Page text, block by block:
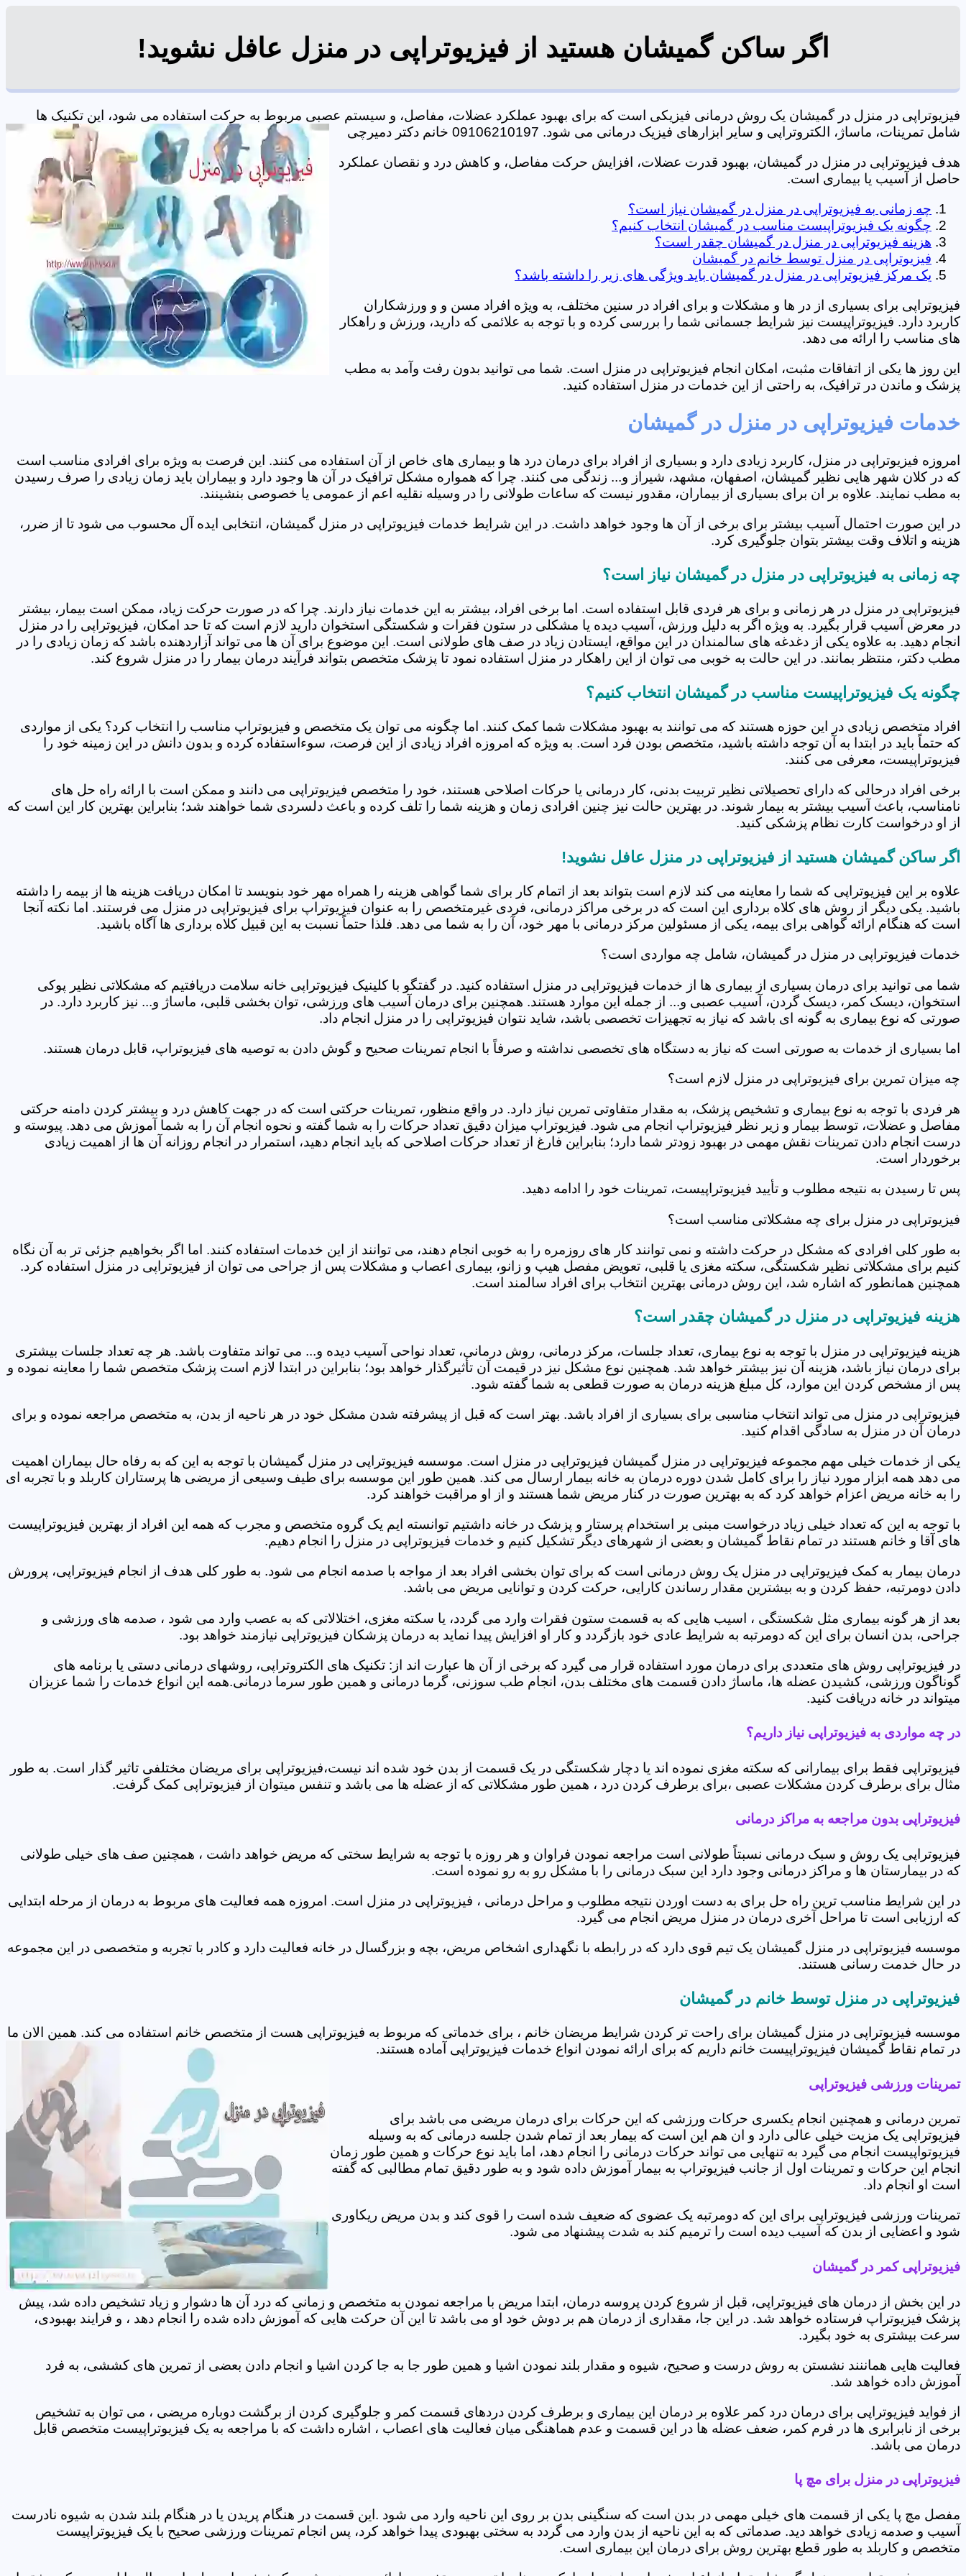
اگر ساکن گمیشان هستید از فیزیوتراپی در منزل عافل نشوید!
فیزیوتراپی در منزل در گمیشان یک روش درمانی فیزیکی است که برای بهبود عملکرد عضلات، مفاصل، و سیستم عصبی مربوط به حرکت استفاده می شود، این تکنیک ها
شامل تمرینات، ماساژ، الکتروتراپی و سایر ابزارهای فیزیک درمانی می شود. 09106210197 خانم دکتر دمیرچی
هدف فیزیوتراپی در منزل در گمیشان، بهبود قدرت عضلات، افزایش حرکت مفاصل، و کاهش درد و نقصان عملکرد
حاصل از آسیب یا بیماری است.
چه زمانی به فیزیوتراپی در منزل در گمیشان نیاز است؟
چگونه یک فیزیوتراپیست مناسب در گمیشان انتخاب کنیم؟
هزینه فیزیوتراپی در منزل در گمیشان چقدر است؟
فیزیوتراپی در منزل توسط خانم در گمیشان
یک مرکز فیزیوتراپی در منزل در گمیشان باید ویژگی های زیر را داشته باشد؟
فیزیوتراپی برای بسیاری از در ها و مشکلات و برای افراد در سنین مختلف، به ویژه افراد مسن و و ورزشکاران
کاربرد دارد. فیزیوتراپیست نیز شرایط جسمانی شما را بررسی کرده و با توجه به علائمی که دارید، ورزش و راهکار
های مناسب را ارائه می دهد.
این روز ها یکی از اتفاقات مثبت، امکان انجام فیزیوتراپی در منزل است. شما می توانید بدون رفت وآمد به مطب
پزشک و ماندن در ترافیک، به راحتی از این خدمات در منزل استفاده کنید.
خدمات فیزیوتراپی در منزل در گمیشان
امروزه فیزیوتراپی در منزل، کاربرد زیادی دارد و بسیاری از افراد برای درمان درد ها و بیماری های خاص از آن استفاده می کنند. این فرصت به ویژه برای افرادی مناسب است
که در کلان شهر هایی نظیر گمیشان، اصفهان، مشهد، شیراز و... زندگی می کنند. چرا که همواره مشکل ترافیک در آن ها وجود دارد و بیماران باید زمان زیادی را صرف رسیدن
به مطب نمایند. علاوه بر ان برای بسیاری از بیماران، مقدور نیست که ساعات طولانی را در وسیله نقلیه اعم از عمومی یا خصوصی بنشینند.
در این صورت احتمال آسیب بیشتر برای برخی از آن ها وجود خواهد داشت. در این شرایط خدمات فیزیوتراپی در منزل گمیشان، انتخابی ایده آل محسوب می شود تا از ضرر،
هزینه و اتلاف وقت بیشتر بتوان جلوگیری کرد.
چه زمانی به فیزیوتراپی در منزل در گمیشان نیاز است؟
فیزیوتراپی در منزل در هر زمانی و برای هر فردی قابل استفاده است. اما برخی افراد، بیشتر به این خدمات نیاز دارند. چرا که در صورت حرکت زیاد، ممکن است بیمار، بیشتر
در معرض آسیب قرار بگیرد. به ویژه اگر به دلیل ورزش، آسیب دیده یا مشکلی در ستون فقرات و شکستگی استخوان دارید لازم است که تا حد امکان، فیزیوتراپی را در منزل
انجام دهید. به علاوه یکی از دغدغه های سالمندان در این مواقع، ایستادن زیاد در صف های طولانی است. این موضوع برای آن ها می تواند آزاردهنده باشد که زمان زیادی را در
مطب دکتر، منتظر بمانند. در این حالت به خوبی می توان از این راهکار در منزل استفاده نمود تا پزشک متخصص بتواند فرآیند درمان بیمار را در منزل شروع کند.
چگونه یک فیزیوتراپیست مناسب در گمیشان انتخاب کنیم؟
افراد متخصص زیادی در این حوزه هستند که می توانند به بهبود مشکلات شما کمک کنند. اما چگونه می توان یک متخصص و فیزیوتراپ مناسب را انتخاب کرد؟ یکی از مواردی
که حتماً باید در ابتدا به آن توجه داشته باشید، متخصص بودن فرد است. به ویژه که امروزه افراد زیادی از این فرصت، سوءاستفاده کرده و بدون دانش در این زمینه خود را
فیزیوتراپیست، معرفی می کنند.
برخی افراد درحالی که دارای تحصیلاتی نظیر تربیت بدنی، کار درمانی یا حرکات اصلاحی هستند، خود را متخصص فیزیوتراپی می دانند و ممکن است با ارائه راه حل های
نامناسب، باعث آسیب بیشتر به بیمار شوند. در بهترین حالت نیز چنین افرادی زمان و هزینه شما را تلف کرده و باعث دلسردی شما خواهند شد؛ بنابراین بهترین کار این است که
از او درخواست کارت نظام پزشکی کنید.
اگر ساکن گمیشان هستید از فیزیوتراپی در منزل عافل نشوید!
علاوه بر این فیزیوتراپی که شما را معاینه می کند لازم است بتواند بعد از اتمام کار برای شما گواهی هزینه را همراه مهر خود بنویسد تا امکان دریافت هزینه ها از بیمه را داشته
باشید. یکی دیگر از روش های کلاه برداری این است که در برخی مراکز درمانی، فردی غیرمتخصص را به عنوان فیزیوتراپ برای فیزیوتراپی در منزل می فرستند. اما نکته آنجا
است که هنگام ارائه گواهی برای بیمه، یکی از مسئولین مرکز درمانی با مهر خود، آن را به شما می دهد. فلذا حتماً نسبت به این قبیل کلاه برداری ها آگاه باشید.
خدمات فیزیوتراپی در منزل در گمیشان، شامل چه مواردی است؟
شما می توانید برای درمان بسیاری از بیماری ها از خدمات فیزیوتراپی در منزل استفاده کنید. در گفتگو با کلینیک فیزیوتراپی خانه سلامت دریافتیم که مشکلاتی نظیر پوکی
استخوان، دیسک کمر، دیسک گردن، آسیب عصبی و... از جمله این موارد هستند. همچنین برای درمان آسیب های ورزشی، توان بخشی قلبی، ماساژ و... نیز کاربرد دارد. در
صورتی که نوع بیماری به گونه ای باشد که نیاز به تجهیزات تخصصی باشد، شاید نتوان فیزیوتراپی را در منزل انجام داد.
اما بسیاری از خدمات به صورتی است که نیاز به دستگاه های تخصصی نداشته و صرفاً با انجام تمرینات صحیح و گوش دادن به توصیه های فیزیوتراپ، قابل درمان هستند.
چه میزان تمرین برای فیزیوتراپی در منزل لازم است؟
هر فردی با توجه به نوع بیماری و تشخیص پزشک، به مقدار متفاوتی تمرین نیاز دارد. در واقع منظور، تمرینات حرکتی است که در جهت کاهش درد و بیشتر کردن دامنه حرکتی
مفاصل و عضلات، توسط بیمار و زیر نظر فیزیوتراپ انجام می شود. فیزیوتراپ میزان دقیق تعداد حرکات را به شما گفته و نحوه انجام آن را به شما آموزش می دهد. پیوسته و
درست انجام دادن تمرینات نقش مهمی در بهبود زودتر شما دارد؛ بنابراین فارغ از تعداد حرکات اصلاحی که باید انجام دهید، استمرار در انجام روزانه آن ها از اهمیت زیادی
برخوردار است.
پس تا رسیدن به نتیجه مطلوب و تأیید فیزیوتراپیست، تمرینات خود را ادامه دهید.
فیزیوتراپی در منزل برای چه مشکلاتی مناسب است؟
به طور کلی افرادی که مشکل در حرکت داشته و نمی توانند کار های روزمره را به خوبی انجام دهند، می توانند از این خدمات استفاده کنند. اما اگر بخواهیم جزئی تر به آن نگاه
کنیم برای مشکلاتی نظیر شکستگی، سکته مغزی یا قلبی، تعویض مفصل هیپ و زانو، بیماری اعصاب و مشکلات پس از جراحی می توان از فیزیوتراپی در منزل استفاده کرد.
همچنین همانطور که اشاره شد، این روش درمانی بهترین انتخاب برای افراد سالمند است.
هزینه فیزیوتراپی در منزل در گمیشان چقدر است؟
هزینه فیزیوتراپی در منزل با توجه به نوع بیماری، تعداد جلسات، مرکز درمانی، روش درمانی، تعداد نواحی آسیب دیده و... می تواند متفاوت باشد. هر چه تعداد جلسات بیشتری
برای درمان نیاز باشد، هزینه آن نیز بیشتر خواهد شد. همچنین نوع مشکل نیز در قیمت آن تأثیرگذار خواهد بود؛ بنابراین در ابتدا لازم است پزشک متخصص شما را معاینه نموده و
پس از مشخص کردن این موارد، کل مبلغ هزینه درمان به صورت قطعی به شما گفته شود.
فیزیوتراپی در منزل می تواند انتخاب مناسبی برای بسیاری از افراد باشد. بهتر است که قبل از پیشرفته شدن مشکل خود در هر ناحیه از بدن، به متخصص مراجعه نموده و برای
درمان آن در منزل به سادگی اقدام کنید.
یکی از خدمات خیلی مهم مجموعه فیزیوتراپی در منزل گمیشان فیزیوتراپی در منزل است. موسسه فیزیوتراپی در منزل گمیشان با توجه به این که به رفاه حال بیماران اهمیت
می دهد همه ابزار مورد نیاز را برای کامل شدن دوره درمان به خانه بیمار ارسال می کند. همین طور این موسسه برای طیف وسیعی از مریضی ها پرستاران کاربلد و با تجربه ای
را به خانه مریض اعزام خواهد کرد که به بهترین صورت در کنار مریض شما هستند و از او مراقبت خواهند کرد.
با توجه به این که تعداد خیلی زیاد درخواست مبنی بر استخدام پرستار و پزشک در خانه داشتیم توانسته ایم یک گروه متخصص و مجرب که همه این افراد از بهترین فیزیوتراپیست
های آقا و خانم هستند در تمام نقاط گمیشان و بعضی از شهرهای دیگر تشکیل کنیم و خدمات فیزیوتراپی در منزل را انجام دهیم.
درمان بیمار به کمک فیزیوتراپی در منزل یک روش درمانی است که برای توان بخشی افراد بعد از مواجه با صدمه انجام می شود. به طور کلی هدف از انجام فیزیوتراپی، پرورش
دادن دومرتبه، حفظ کردن و به بیشترین مقدار رساندن کارایی، حرکت کردن و توانایی مریض می باشد.
بعد از هر گونه بیماری مثل شکستگی ، اسیب هایی که به قسمت ستون فقرات وارد می گردد، یا سکته مغزی، اختلالاتی که به عصب وارد می شود ، صدمه های ورزشی و
جراحی، بدن انسان برای این که دومرتبه به شرایط عادی خود بازگردد و کار او افزایش پیدا نماید به درمان پزشکان فیزیوتراپی نیازمند خواهد بود.
در فیزیوتراپی روش های متعددی برای درمان مورد استفاده قرار می گیرد که برخی از آن ها عبارت اند از: تکنیک های الکتروتراپی، روشهای درمانی دستی یا برنامه های
گوناگون ورزشی، کشیدن عضله ها، ماساژ دادن قسمت های مختلف بدن، انجام طب سوزنی، گرما درمانی و همین طور سرما درمانی.همه این انواع خدمات را شما عزیزان
میتواند در خانه دریافت کنید.
در چه مواردی به فیزیوتراپی نیاز داریم؟
فیزیوتراپی فقط برای بیمارانی که سکته مغزی نموده اند یا دچار شکستگی در یک قسمت از بدن خود شده اند نیست،فیزیوتراپی برای مریضان مختلفی تاثیر گذار است. به طور
مثال برای برطرف کردن مشکلات عصبی ،برای برطرف کردن درد ، همین طور مشکلاتی که از عضله ها می باشد و تنفس میتوان از فیزیوتراپی کمک گرفت.
فیزیوتراپی بدون مراجعه به مراکز درمانی
فیزیوتراپی یک روش و سبک درمانی نسبتاً طولانی است مراجعه نمودن فراوان و هر روزه با توجه به شرایط سختی که مریض خواهد داشت ، همچنین صف های خیلی طولانی
که در بیمارستان ها و مراکز درمانی وجود دارد این سبک درمانی را با مشکل رو به رو نموده است.
در این شرایط مناسب ترین راه حل برای به دست اوردن نتیجه مطلوب و مراحل درمانی ، فیزیوتراپی در منزل است. امروزه همه فعالیت های مربوط به درمان از مرحله ابتدایی
که ارزیابی است تا مراحل آخری درمان در منزل مریض انجام می گیرد.
موسسه فیزیوتراپی در منزل گمیشان یک تیم قوی دارد که در رابطه با نگهداری اشخاص مریض، بچه و بزرگسال در خانه فعالیت دارد و کادر با تجربه و متخصصی در این مجموعه
در حال خدمت رسانی هستند.
فیزیوتراپی در منزل توسط خانم در گمیشان
موسسه فیزیوتراپی در منزل گمیشان برای راحت تر کردن شرایط مریضان خانم ، برای خدماتی که مربوط به فیزیوتراپی هست از متخصص خانم استفاده می کند. همین الان ما
در تمام نقاط گمیشان فیزیوتراپیست خانم داریم که برای ارائه نمودن انواع خدمات فیزیوتراپی آماده هستند.
تمرینات ورزشی فیزیوتراپی
تمرین درمانی و همچنین انجام یکسری حرکات ورزشی که این حرکات برای درمان مریضی می باشد برای
فیزیوتراپی یک مزیت خیلی عالی دارد و ان هم این است که بیمار بعد از تمام شدن جلسه درمانی که به وسیله
فیزیوتواپیست انجام می گیرد به تنهایی می تواند حرکات درمانی را انجام دهد، اما باید نوع حرکات و همین طور زمان
انجام این حرکات و تمرینات اول از جانب فیزیوتراپ به بیمار آموزش داده شود و به طور دقیق تمام مطالبی که گفته
است او انجام داد.
تمرینات ورزشی فیزیوتراپی برای این که دومرتبه یک عضوی که ضعیف شده است را قوی کند و بدن مریض ریکاوری
شود و اعضایی از بدن که آسیب دیده است را ترمیم کند به شدت پیشنهاد می شود.
فیزیوتراپی کمر در گمیشان
در این بخش از درمان های فیزیوتراپی، قبل از شروع کردن پروسه درمان، ابتدا مریض با مراجعه نمودن به متخصص و زمانی که درد آن ها دشوار و زیاد تشخیص داده شد، پیش
پزشک فیزیوتراپ فرستاده خواهد شد. در این جا، مقداری از درمان هم بر دوش خود او می باشد تا این آن حرکت هایی که آموزش داده شده را انجام دهد ، و فرایند بهبودی،
سرعت بیشتری به خود بگیرد.
فعالیت هایی هماننند نشستن به روش درست و صحیح، شیوه و مقدار بلند نمودن اشیا و همین طور جا به جا کردن اشیا و انجام دادن بعضی از تمرین های کششی، به فرد
آموزش داده خواهد شد.
از فواید فیزیوتراپی برای درمان درد کمر علاوه بر درمان این بیماری و برطرف کردن دردهای قسمت کمر و جلوگیری کردن از برگشت دوباره مریضی ، می توان به تشخیص
برخی از نابرابری ها در فرم کمر، ضعف عضله ها در این قسمت و عدم هماهنگی میان فعالیت های اعصاب ، اشاره داشت که با مراجعه به یک فیزیوتراپیست متخصص قابل
درمان می باشد.
فیزیوتراپی در منزل برای مچ پا
مفصل مچ پا یکی از قسمت های خیلی مهمی در بدن است که سنگینی بدن بر روی این ناحیه وارد می شود .این قسمت در هنگام پریدن یا در هنگام بلند شدن به شیوه نادرست
آسیب و صدمه زیادی خواهد دید. صدماتی که به این ناحیه از بدن وارد می گردد به سختی بهبودی پیدا خواهد کرد، پس انجام تمرینات ورزشی صحیح با یک فیزیوتراپیست
متخصص و کاربلد به طور قطع بهترین روش برای درمان این بیماری است.